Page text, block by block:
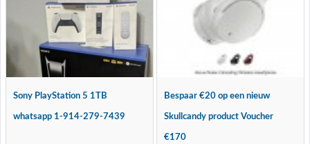
Sony PlayStation 5 1TB
whatsapp 1-914-279-7439
Bespaar €20 op een nieuw
Skullcandy product Voucher
€170